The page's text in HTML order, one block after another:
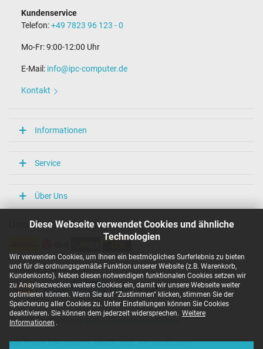
Diese Webseite verwendet Cookies und ähnliche
Technologien
Wir verwenden Cookies, um Ihnen ein bestmögliches Surferlebnis zu bieten
und für die ordnungsgemäße Funktion unserer Website (z.B. Warenkorb,
Kundenkonto). Neben diesen notwendigen funktionalen Cookies setzen wir
zu Anaylsezwecken weitere Cookies ein, damit wir unsere Webseite weiter
optimieren können. Wenn Sie auf "Zustimmen" klicken, stimmen Sie der
Speicherung aller Cookies zu. Unter Einstellungen können Sie Cookies
deaktivieren. Sie können dem jederzeit widersprechen. Weitere
Informationen .
Kundenservice
Telefon:+49 7823 96 123 - 0
Mo-Fr: 9:00-12:00 Uhr
E-Mail: info@ipc-computer.de
Kontakt
Informationen
Service
Über Uns
Unsere Versandarten
Unsere Zahlarten
Copyright ©
Alle Preise inkl. gesetzl. MwSt. zzgl. Versandkosten